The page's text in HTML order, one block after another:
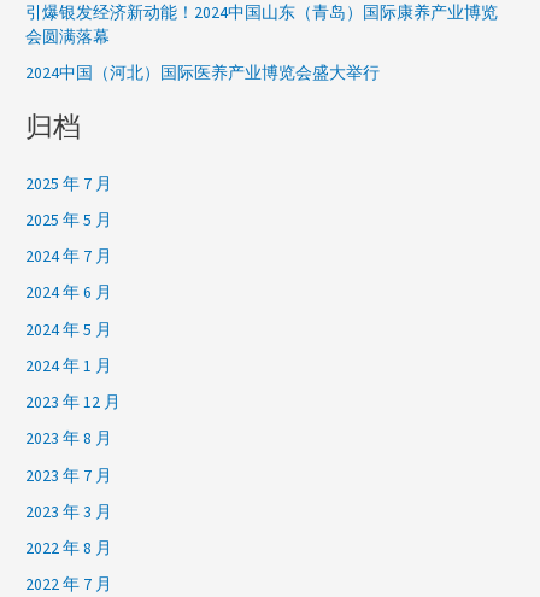
引爆银发经济新动能！2024中国山东（青岛）国际康养产业博览
会圆满落幕
2024中国（河北）国际医养产业博览会盛大举行
归档
2025 年 7 月
2025 年 5 月
2024 年 7 月
2024 年 6 月
2024 年 5 月
2024 年 1 月
2023 年 12 月
2023 年 8 月
2023 年 7 月
2023 年 3 月
2022 年 8 月
2022 年 7 月